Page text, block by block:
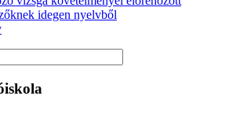
idegen nyelvből